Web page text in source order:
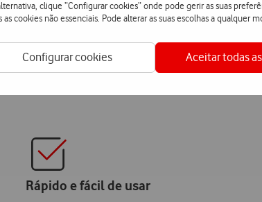
clique “Configurar cookies” onde pode gerir as suas
as cookies não essenciais. Pode alterar as suas escolhas a qualquer
Configurar cookies Aceitar todas
para o
Rápido e fácil de usar